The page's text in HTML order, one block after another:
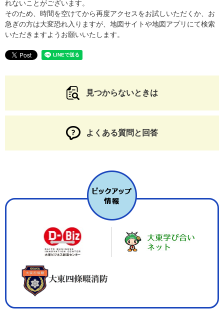
れないことがございます。
そのため、時間を空けてから再度アクセスをお試しいただくか、お
急ぎの方は大変恐れ入りますが、地図サイトや地図アプリにて検索
いただきますようお願いいたします。
見つからないときは
よくある質問と回答